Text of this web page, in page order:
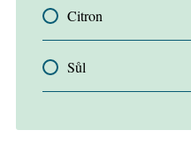
Citron
Sůl